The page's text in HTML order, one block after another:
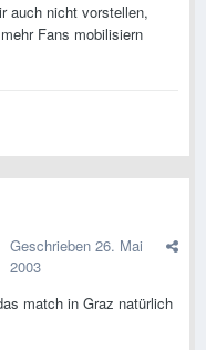
auch nicht vorstellen,
Fans mobilisiern
Geschrieben 26. Mai
2003
match in Graz natürlich